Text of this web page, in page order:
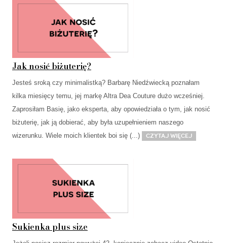
Jak nosić biżuterię?
Jesteś sroką czy minimalistką? Barbarę Niedźwiecką poznałam
kilka miesięcy temu, jej markę Altra Dea Couture dużo wcześniej.
Zaprosiłam Basię, jako eksperta, aby opowiedziała o tym, jak nosić
biżuterię, jak ją dobierać, aby była uzupełnieniem naszego
wizerunku. Wiele moich klientek boi się (...)
Czytaj więcej
Sukienka plus size